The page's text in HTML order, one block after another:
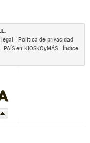
legal
Política de privacidad
PAÍS en KIOSKOyMÁS
Índice